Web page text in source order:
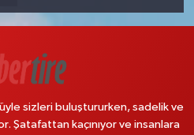
sizleri buluştururken, sadelik ve
Şatafattan kaçınıyor ve insanlara